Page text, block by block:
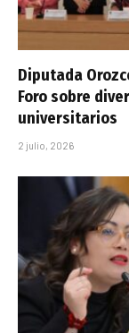
Diputada
Foro sobre
universitarios
2 julio, 2026